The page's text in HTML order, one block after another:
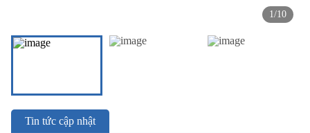
1/10
Tin tức cập nhật